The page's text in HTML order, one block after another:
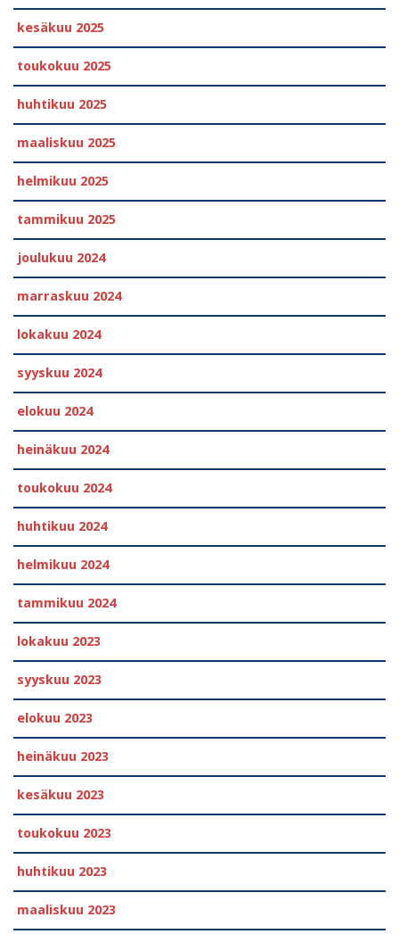
kesäkuu 2025
toukokuu 2025
huhtikuu 2025
maaliskuu 2025
helmikuu 2025
tammikuu 2025
joulukuu 2024
marraskuu 2024
lokakuu 2024
syyskuu 2024
elokuu 2024
heinäkuu 2024
toukokuu 2024
huhtikuu 2024
helmikuu 2024
tammikuu 2024
lokakuu 2023
syyskuu 2023
elokuu 2023
heinäkuu 2023
kesäkuu 2023
toukokuu 2023
huhtikuu 2023
maaliskuu 2023